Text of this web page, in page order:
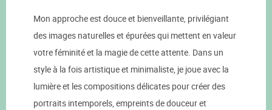
Mon approche est douce et bienveillante, privilégiant
des images naturelles et épurées qui mettent en valeur
votre féminité et la magie de cette attente. Dans un
style à la fois artistique et minimaliste, je joue avec la
lumière et les compositions délicates pour créer des
portraits intemporels, empreints de douceur et